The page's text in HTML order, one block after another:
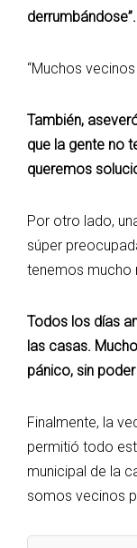
derrumbándose”.
“Muchos
También,
que la gente no
queremos
Por otro lado,
súper
tenemos mucho
Todos los días
las casas.
pánico, sin
Finalmente, la
permitió todo
municipal de la
somos vecinos